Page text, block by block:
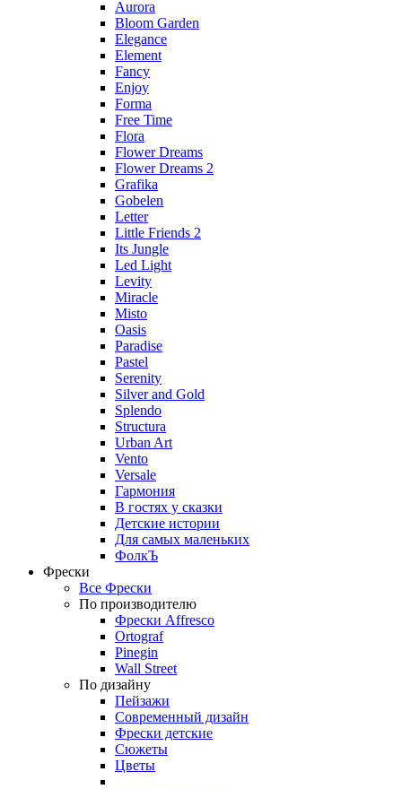
Aurora
Bloom Garden
Elegance
Element
Fancy
Enjoy
Forma
Free Time
Flora
Flower Dreams
Flower Dreams 2
Grafika
Gobelen
Letter
Little Friends 2
Its Jungle
Led Light
Levity
Miracle
Misto
Oasis
Paradise
Pastel
Serenity
Silver and Gold
Splendo
Structura
Urban Art
Vento
Versale
Гармония
В гостях у сказки
Детские истории
Для самых маленьких
ФолкЪ
Фрески
Все Фрески
По производителю
Фрески Affresco
Ortograf
Pinegin
Wall Street
По дизайну
Пейзажи
Современный дизайн
Фрески детские
Сюжеты
Цветы